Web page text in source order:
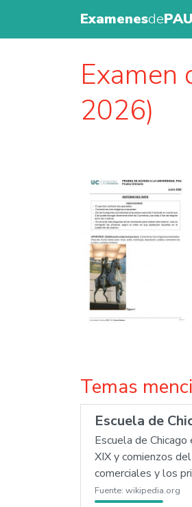
ExamenesdePAU
Examen
2026)
Temas
Escuela de
Escuela de
XIX y comienzos
comerciales y los
Fuente: wikipedia.org